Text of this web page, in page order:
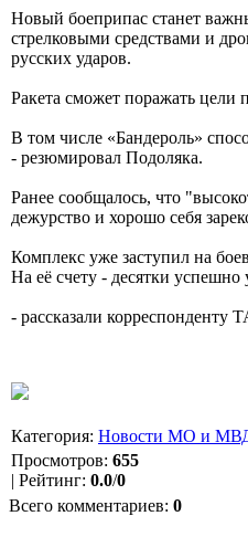
Новый боеприпас станет
стрелковыми средствами и
русских ударов.
Ракета сможет поражать цели
В том числе «Бандероль»
- резюмировал Подоляка.
Ранее сообщалось, что
дежурство и хорошо себя
Комплекс уже заступил на
На её счету - десятки
- рассказали
Категория: Новости МО и
Просмотров: 655
| Рейтинг: 0.0/0
Всего комментариев: 0